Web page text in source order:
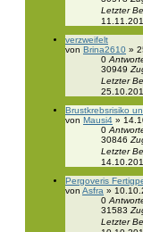
Letzter
verzweifelt
von Brina2610 »
0
30949
Letzter
Brustkrebsrisiko
von Mausi4 »
0
30846
Letzter
Pergoveris
von Asfra »
0
31583
Letzter